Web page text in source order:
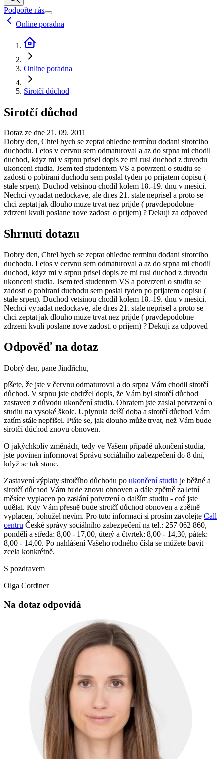
Podpořte nás
Online poradna
Online poradna
Sirotčí důchod
Sirotčí důchod
Dotaz ze dne 21. 09. 2011
Dobry den, Chtel bych se zeptat ohledne termínu dodani sirotciho
duchodu. Letos v cervnu sem odmaturoval a az do srpna mi chodil
duchod, kdyz mi v srpnu prisel dopis ze mi rusi duchod z duvodu
ukonceni studia. Jsem ted studentem VS a potvrzeni o studiu se
zadosti o pobirani duchodu sem poslal tyden po prijatem dopisu (
stale srpen). Duchod vetsinou chodil kolem 18.-19. dnu v mesici.
Nechci vypadat nedockave, ale dnes 21. stale neprisel a proto se
chci zeptat jak dlouho muze trvat nez prijde ( pravdepodobne
zdrzeni kvuli poslane nove zadosti o prijem) ? Dekuji za odpoved
Shrnutí dotazu
Dobry den, Chtel bych se zeptat ohledne termínu dodani sirotciho
duchodu. Letos v cervnu sem odmaturoval a az do srpna mi chodil
duchod, kdyz mi v srpnu prisel dopis ze mi rusi duchod z duvodu
ukonceni studia. Jsem ted studentem VS a potvrzeni o studiu se
zadosti o pobirani duchodu sem poslal tyden po prijatem dopisu (
stale srpen). Duchod vetsinou chodil kolem 18.-19. dnu v mesici.
Nechci vypadat nedockave, ale dnes 21. stale neprisel a proto se
chci zeptat jak dlouho muze trvat nez prijde ( pravdepodobne
zdrzeni kvuli poslane nove zadosti o prijem) ? Dekuji za odpoved
Odpověď na dotaz
Dobrý den, pane Jindřichu,
píšete, že jste v červnu odmaturoval a do srpna Vám chodil sirotčí
důchod. V srpnu jste obdržel dopis, že Vám byl sirotčí důchod
zastaven z důvodu ukončení studia. Obratem jste zaslal potvrzení o
studiu na vysoké škole. Uplynula delší doba a sirotčí důchod Vám
zatím stále nepřišel. Ptáte se, jak dlouho může trvat, než Vám bude
sirotčí důchod znovu obnoven.
O jakýchkoliv změnách, tedy ve Vašem případě ukončení studia,
jste povinen informovat Správu sociálního zabezpečení do 8 dní,
když se tak stane.
Zastavení výplaty sirotčího důchodu po ukončení studia je běžné a
sirotčí důchod Vám bude znovu obnoven a dále zpětně za letní
měsíce vyplacen po zaslání potvrzení o dalším studiu - což jste
udělal. Kdy Vám přesně bude sirotčí důchod obnoven a zpětně
vyplacen, bohužel nevím. Pro tuto informaci si prosím zavolejte Call
centru České správy sociálního zabezpečení na tel.: 257 062 860,
pondělí a středa: 8,00 - 17,00, úterý a čtvrtek: 8,00 - 14,30, pátek:
8,00 - 14,00. Po nahlášení Vašeho rodného čísla se můžete bavit
zcela konkrétně.
S pozdravem
Olga Cordiner
Na dotaz odpovídá